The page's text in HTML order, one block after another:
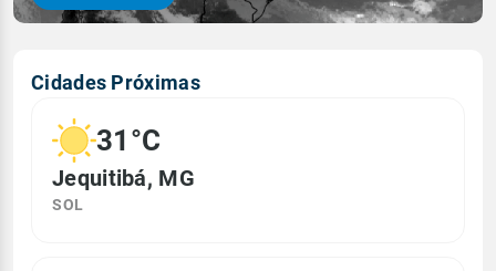
Cidades Próximas
31°C
Jequitibá, MG
SOL